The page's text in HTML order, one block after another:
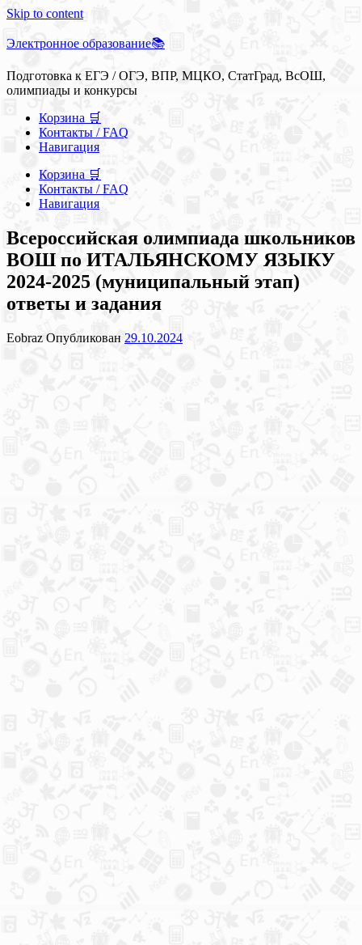
Skip to content
Электронное образование📚
Подготовка к ЕГЭ / ОГЭ, ВПР, МЦКО, СтатГрад, ВсОШ,
олимпиады и конкурсы
Корзина 🛒
Контакты / FAQ
Навигация
Корзина 🛒
Контакты / FAQ
Навигация
Всероссийская олимпиада школьников
ВОШ по ИТАЛЬЯНСКОМУ ЯЗЫКУ
2024-2025 (муниципальный этап)
ответы и задания
Eobraz Опубликован 29.10.2024